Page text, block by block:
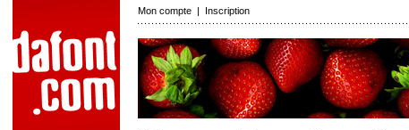
Mon compte | Inscription